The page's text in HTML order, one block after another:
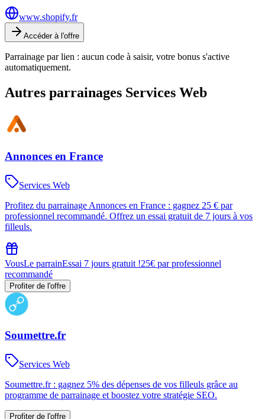
www.shopify.fr
Accéder à l'offre
Parrainage par lien : aucun code à saisir, votre bonus s'active
automatiquement.
Autres parrainages Services Web
Annonces en France
Services Web
Profitez du parrainage Annonces en France : gagnez 25 € par
professionnel recommandé. Offrez un essai gratuit de 7 jours à vos
filleuls.
VousLe parrainEssai 7 jours gratuit !25€ par professionnel
recommandé
Profiter de l'offre
Soumettre.fr
Services Web
Soumettre.fr : gagnez 5% des dépenses de vos filleuls grâce au
programme de parrainage et boostez votre stratégie SEO.
Profiter de l'offre